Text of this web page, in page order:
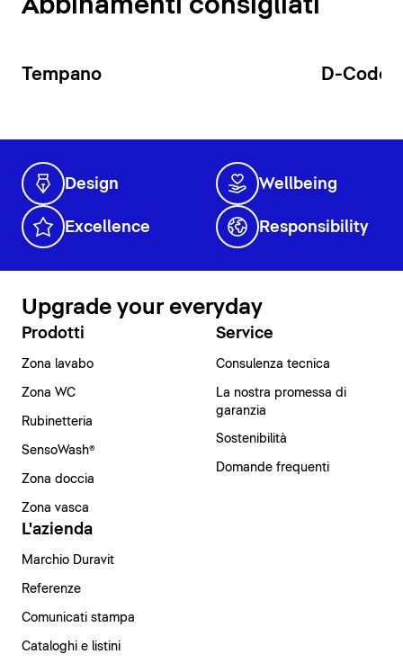
Abbinamenti consigliati
Tempano D-Code
Design Wellbeing
Excellence Responsibility
Upgrade your everyday
Prodotti
Zona lavabo
Zona WC
Rubinetteria
SensoWash®
Zona doccia
Zona vasca
Service
Consulenza tecnica
La nostra promessa di
garanzia
Sostenibilità
Domande frequenti
L'azienda
Marchio Duravit
Referenze
Comunicati stampa
Cataloghi e listini